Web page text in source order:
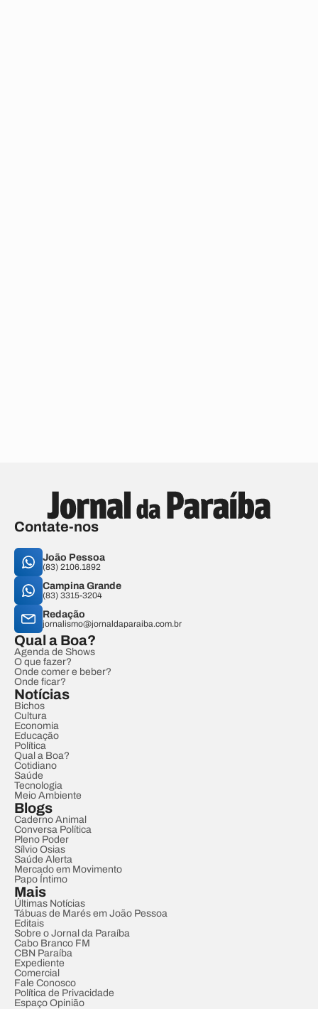
Contate-nos
João Pessoa
(83) 2106.1892
Campina Grande
(83) 3315-3204
Redação
jornalismo@jornaldaparaiba.com.br
Qual a Boa?
Agenda de Shows
O que fazer?
Onde comer e beber?
Onde ficar?
Notícias
Bichos
Cultura
Economia
Educação
Política
Qual a Boa?
Cotidiano
Saúde
Tecnologia
Meio Ambiente
Blogs
Caderno Animal
Conversa Política
Pleno Poder
Sílvio Osias
Saúde Alerta
Mercado em Movimento
Papo Íntimo
Mais
Últimas Notícias
Tábuas de Marés em João Pessoa
Editais
Sobre o Jornal da Paraíba
Cabo Branco FM
CBN Paraíba
Expediente
Comercial
Fale Conosco
Política de Privacidade
Espaço Opinião